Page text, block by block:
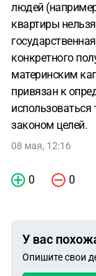
людей
квартиры
конкретного
материнским
привязан к
законом целей.
08 мая, 12:16
0 0
У вас
Опишите свои